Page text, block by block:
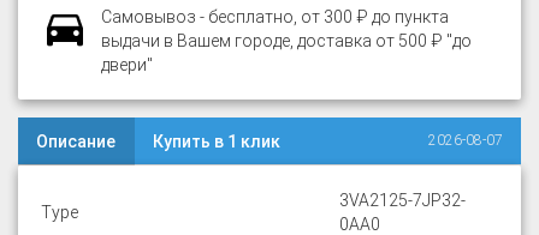
Самовывоз - бесплатно, от 300 ₽ до пункта
выдачи в Вашем городе, доставка от 500 ₽ "до
двери"
Описание Купить в 1 клик 2026-08-07
Type
3VA2125-7JP32-
0AA0